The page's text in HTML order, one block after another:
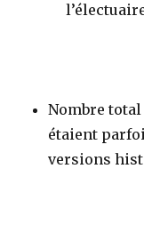
Nombre
étaient
versions